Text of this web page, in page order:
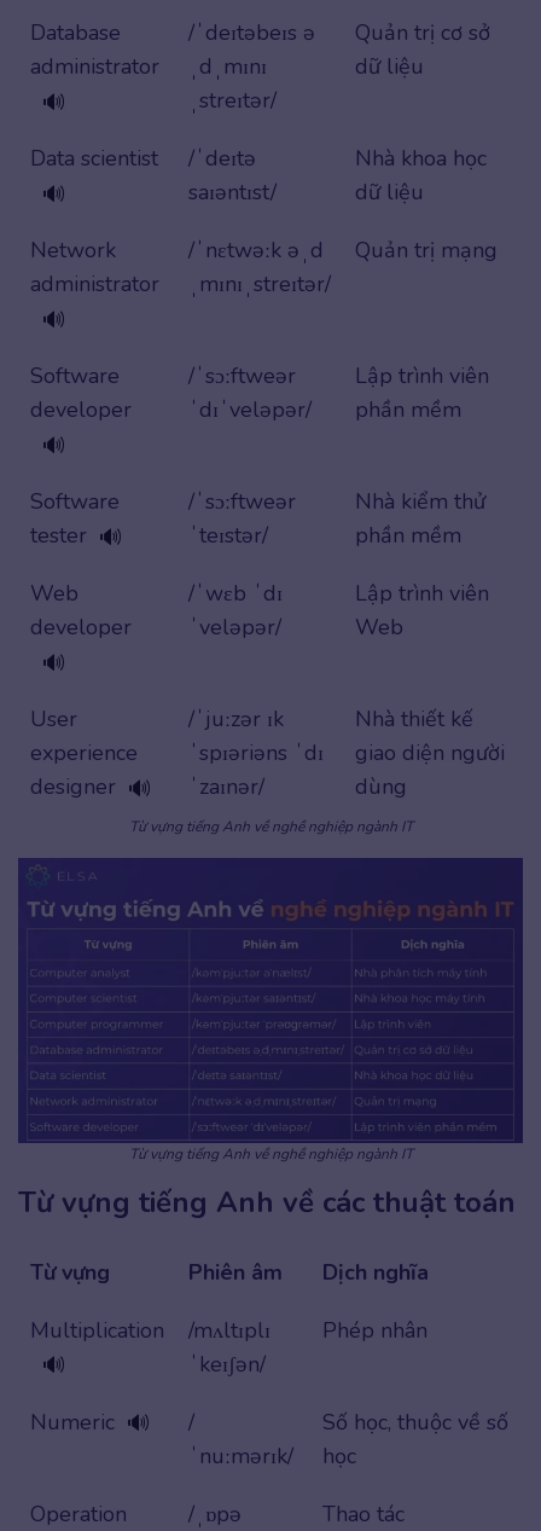
Database
administrator
🔊
/ˈdeɪtəbeɪs ə
ˌdˌmɪnɪ
ˌstreɪtər/
Quản trị cơ sở
dữ liệu
Data scientist
🔊
/ˈdeɪtə
saɪəntɪst/
Nhà khoa học
dữ liệu
Network
administrator
🔊
/ˈnɛtwəːk əˌd
ˌmɪnɪˌstreɪtər/
Quản trị mạng
Software
developer
🔊
/ˈsɔːftweər
ˈdɪˈveləpər/
Lập trình viên
phần mềm
Software
tester 🔊
/ˈsɔːftweər
ˈteɪstər/
Nhà kiểm thử
phần mềm
Web
developer
🔊
/ˈwɛb ˈdɪ
ˈveləpər/
Lập trình viên
Web
User
experience
designer 🔊
/ˈjuːzər ɪk
ˈspɪəriəns ˈdɪ
ˈzaɪnər/
Nhà thiết kế
giao diện người
dùng
Từ vựng tiếng Anh về nghề nghiệp ngành IT
Từ vựng tiếng Anh về nghề nghiệp ngành IT
Từ vựng tiếng Anh về các thuật toán
Từ vựng Phiên âm
Dịch nghĩa
Multiplication
🔊
/mʌltɪplɪ
ˈkeɪʃən/
Phép nhân
Numeric 🔊
/
ˈnuːmərɪk/
Số học, thuộc về số
học
Operation
/ˌɒpə
Thao tác